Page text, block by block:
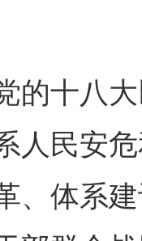
十八大
人民安
、体系